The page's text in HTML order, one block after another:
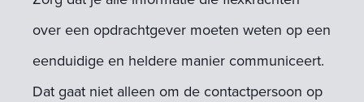
over een opdrachtgever moeten weten op een
eenduidige en heldere manier communiceert.
Dat gaat niet alleen om de contactpersoon op